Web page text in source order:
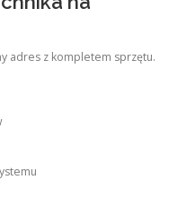
adres z kompletem sprzętu.